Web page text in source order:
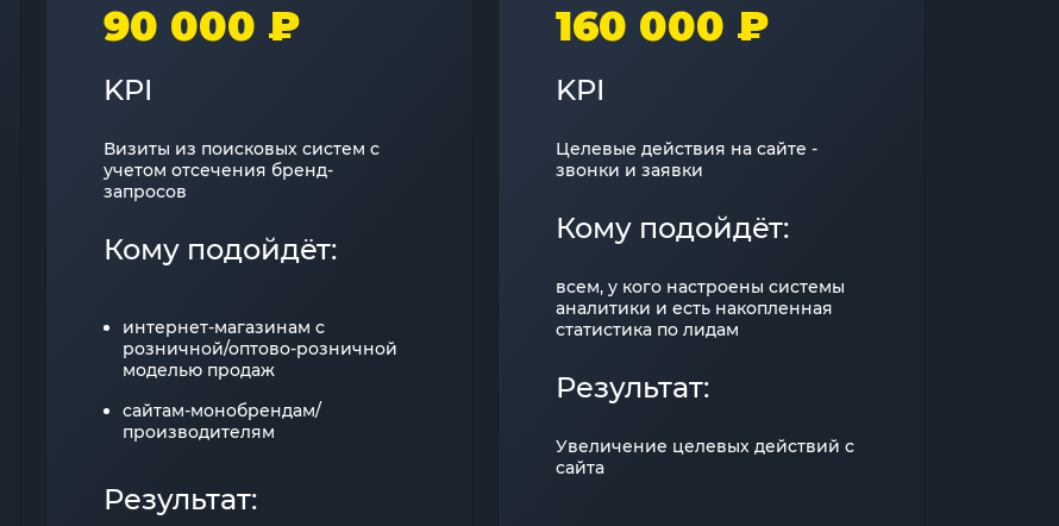
90 000 ₽
KPI
Визиты из поисковых систем с
учетом отсечения бренд-
запросов
Кому подойдёт:
интернет-магазинам с
розничной/оптово-розничной
моделью продаж
сайтам-монобрендам/
производителям
Результат:
160 000 ₽
KPI
Целевые действия на сайте -
звонки и заявки
Кому подойдёт:
всем, у кого настроены системы
аналитики и есть накопленная
статистика по лидам
Результат:
Увеличение целевых действий с
сайта